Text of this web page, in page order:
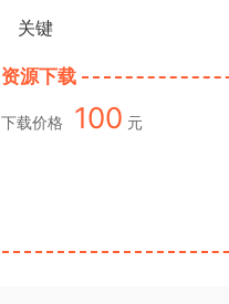
关键
资源下载
下载价格 100 元